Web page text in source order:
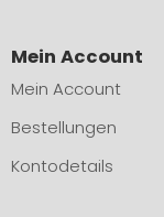
Mein Account
Mein Account
Bestellungen
Kontodetails